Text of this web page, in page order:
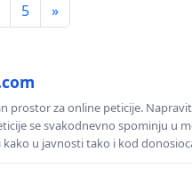
5 »
prostor za online peticije.
se svakodnevno spominju u
u javnosti tako i kod